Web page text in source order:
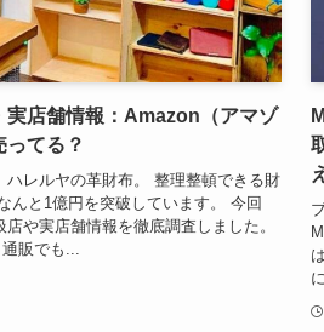
実店舗情報：Amazon（アマゾ
ってる？
レルヤの革財布。 整理整頓できる財
んと1億円を突破しています。 今回
や実店舗情報を徹底調査しました。
販でも...